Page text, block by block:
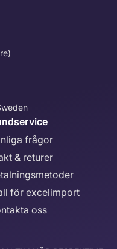
frågor
& returer
för excelimport
oss